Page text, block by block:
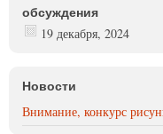
обсуждения
19 декабря, 2024
Новости
Внимание, конкурс